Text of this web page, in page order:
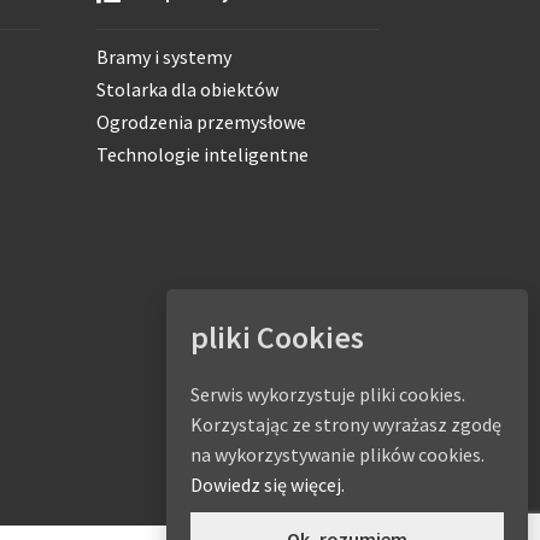
Bramy i systemy
Stolarka dla obiektów
Ogrodzenia przemysłowe
Technologie inteligentne
pliki Cookies
Serwis wykorzystuje pliki cookies.
Korzystając ze strony wyrażasz zgodę
na wykorzystywanie plików cookies.
Dowiedz się więcej.